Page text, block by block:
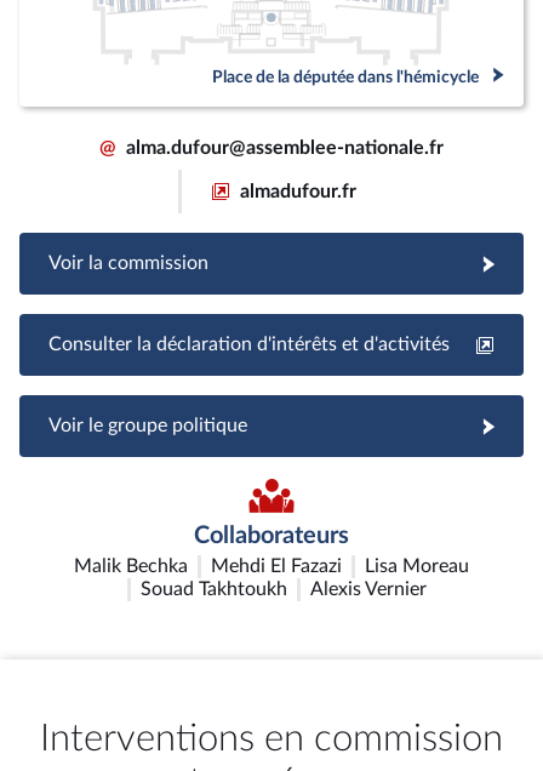
Place de la députée dans l'hémicycle
@ alma.dufour@assemblee-nationale.fr
almadufour.fr
Voir la commission
Consulter la déclaration d'intérêts et d'activités
Voir le groupe politique
Collaborateurs
Malik Bechka Mehdi El Fazazi
Lisa Moreau
Souad Takhtoukh
Alexis Vernier
Interventions en commission